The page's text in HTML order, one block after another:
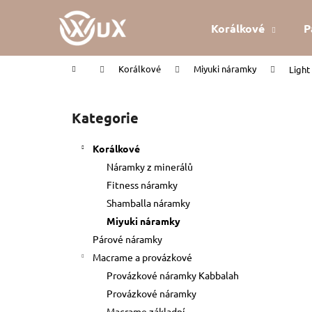
Korálkové
Domů Korálkové Miyuki náramky Light
Přeskočit
kategorie
Kategorie
Korálkové
Náramky z minerálů
Fitness náramky
Shamballa náramky
Miyuki náramky
Párové náramky
Macrame a provázkové
Provázkové náramky Kabbalah
Provázkové náramky
í
Zpět
do
Zpět
do
KABBALAH ČERVENÝ NÁRAMEK